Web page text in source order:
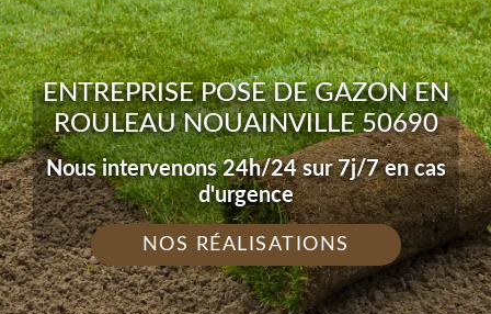
ENTREPRISE POSE DE GAZON EN
ROULEAU NOUAINVILLE 50690
Nous intervenons 24h/24 sur 7j/7 en cas
d'urgence
NOS RÉALISATIONS